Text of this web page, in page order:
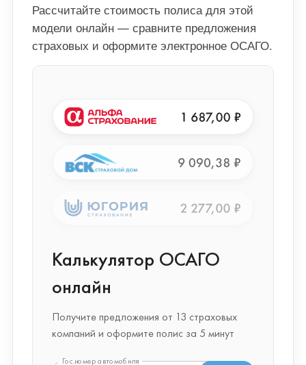
Рассчитайте стоимость полиса для этой
модели онлайн — сравните предложения
страховых и оформите электронное ОСАГО.